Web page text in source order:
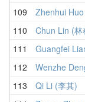
109
Zhenhui
110
Chun Lin (林
111
Guangfei
112
Wenzhe
113
Qi Li (李其)